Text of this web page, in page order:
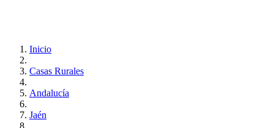
Inicio
Casas Rurales
Andalucía
Jaén